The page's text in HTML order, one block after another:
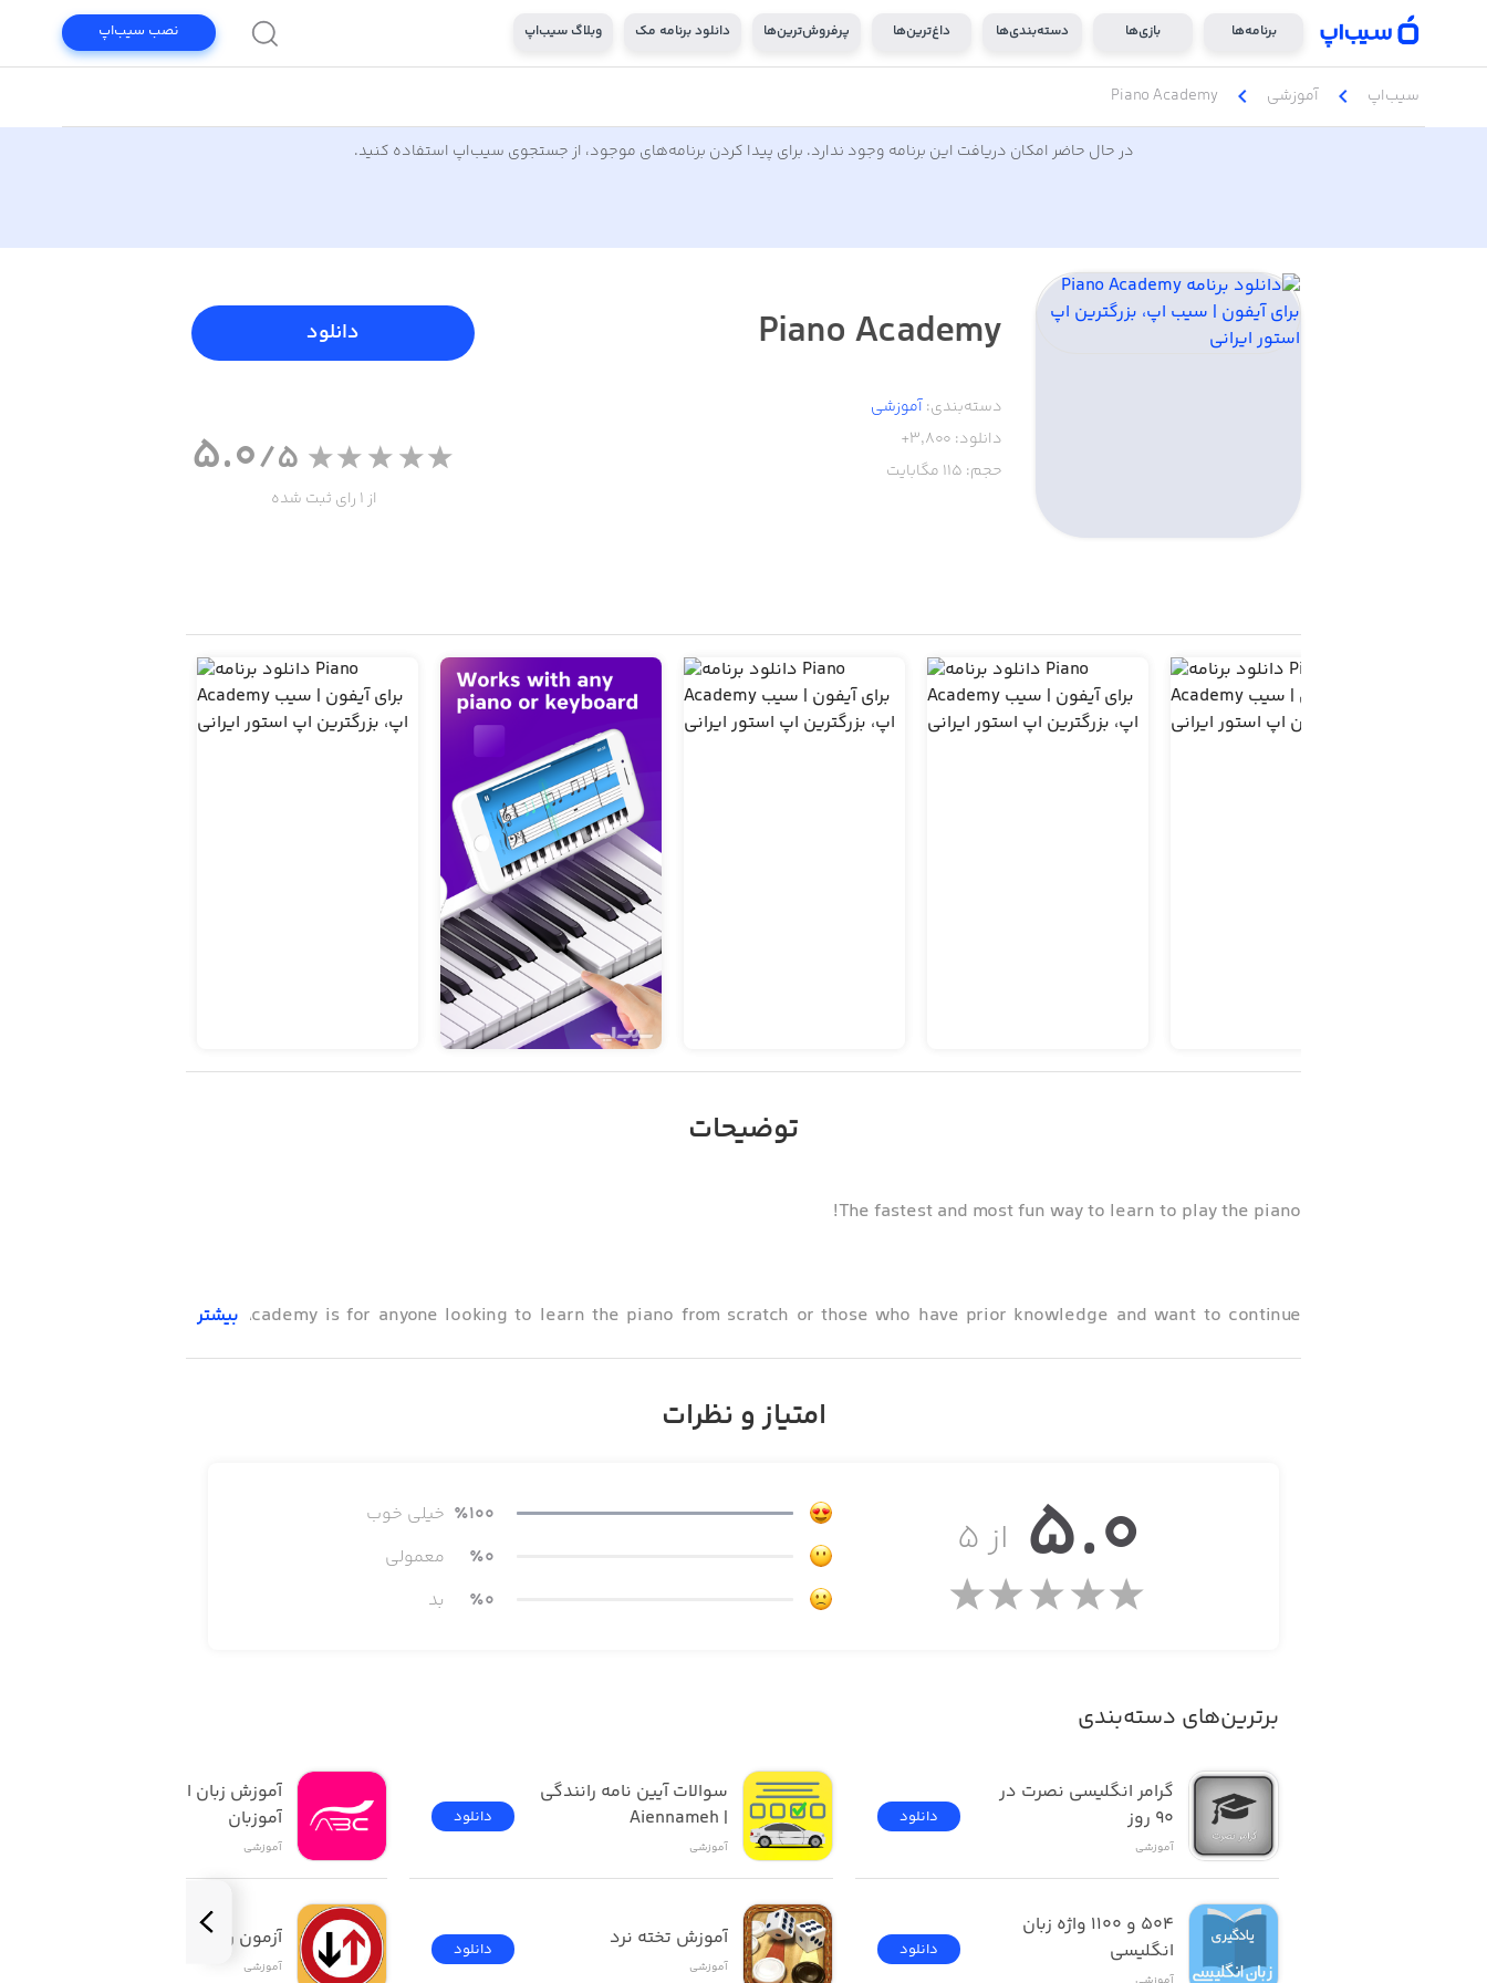
برنامه‌ها بازی‌ها دسته‌بندی‌ها داغ‌ترین‌ها پرفروش‌ترین‌ها دانلود برنامه مک وبلاگ سیب‌اپ نصب سیب‌اپ
سیب‌اپ chevron_left آموزشی chevron_left
Piano Academy
در حال حاضر امکان دریافت این برنامه وجود ندارد. برای پیدا کردن برنامه‌های موجود، از جستجوی سیب‌اپ استفاده کنید.
Piano Academy
دسته‌بندی:آموزشی
دانلود: 3,800+
حجم: 115 مگابایت
دانلود
5.0/5
از 1 رای ثبت شده
توضیحات
The fastest and most fun way to learn to play the piano!
Piano Academy is for anyone looking to learn the piano from scratch or those who have prior knowledge and want to continue
more.
بیشتر
امتیاز و نظرات
از ۵ 5.0 ٪100
خیلی خوب
٪0
معمولی
٪0 بد
برترین‌های دسته‌بندی
٩٠ روز
آموزشی
دانلود
انگلیسی
دانلود
| Aiennameh
آموزشی
دانلود
آموزش تخته نرد
آموزشی
دانلود
آموزبان
آموزشی
آزمون راهنمایی و رانندگی
آموزشی